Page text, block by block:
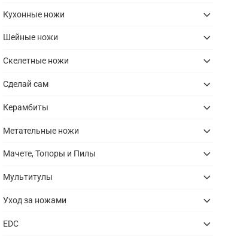
Кухонные ножи
Шейные ножи
Скелетные ножи
Сделай сам
Керамбиты
Метательные ножи
Мачете, Топоры и Пилы
Мультитулы
Уход за ножами
EDC